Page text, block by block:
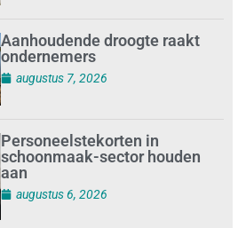
Aanhoudende droogte raakt
ondernemers
augustus 7, 2026
Personeelstekorten in
schoonmaak-sector houden
aan
augustus 6, 2026